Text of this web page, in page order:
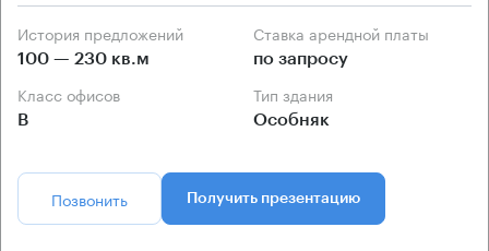
История предложений
100 — 230 кв.м
Ставка арендной платы
по запросу
Класс офисов
B
Тип здания
Особняк
Позвонить Получить презентацию